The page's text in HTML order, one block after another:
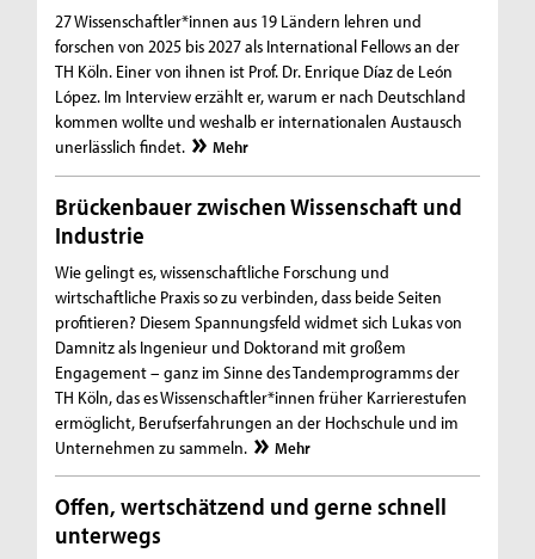
27 Wissenschaftler*innen aus 19 Ländern lehren und
forschen von 2025 bis 2027 als International Fellows an der
TH Köln. Einer von ihnen ist Prof. Dr. Enrique Díaz de León
López. Im Interview erzählt er, warum er nach Deutschland
kommen wollte und weshalb er internationalen Austausch
unerlässlich findet.
Mehr
Brückenbauer zwischen Wissenschaft und
Industrie
Wie gelingt es, wissenschaftliche Forschung und
wirtschaftliche Praxis so zu verbinden, dass beide Seiten
profitieren? Diesem Spannungsfeld widmet sich Lukas von
Damnitz als Ingenieur und Doktorand mit großem
Engagement – ganz im Sinne des Tandemprogramms der
TH Köln, das es Wissenschaftler*innen früher Karrierestufen
ermöglicht, Berufserfahrungen an der Hochschule und im
Unternehmen zu sammeln.
Mehr
Offen, wertschätzend und gerne schnell
unterwegs